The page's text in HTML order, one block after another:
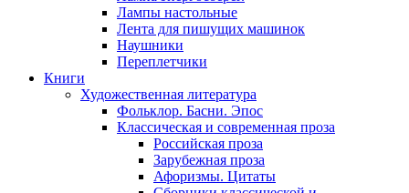
Лампы настольные
Лента для пишущих машинок
Наушники
Переплетчики
Книги
Художественная литература
Фольклор. Басни. Эпос
Классическая и современная проза
Российская проза
Зарубежная проза
Афоризмы. Цитаты